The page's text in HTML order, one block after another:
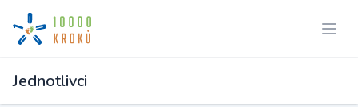
Jednotlivci